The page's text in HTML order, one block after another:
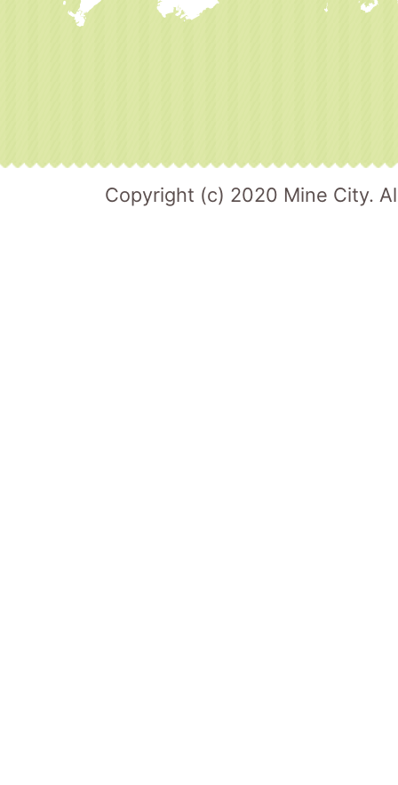
Copyright (c) 2020 Mine City.